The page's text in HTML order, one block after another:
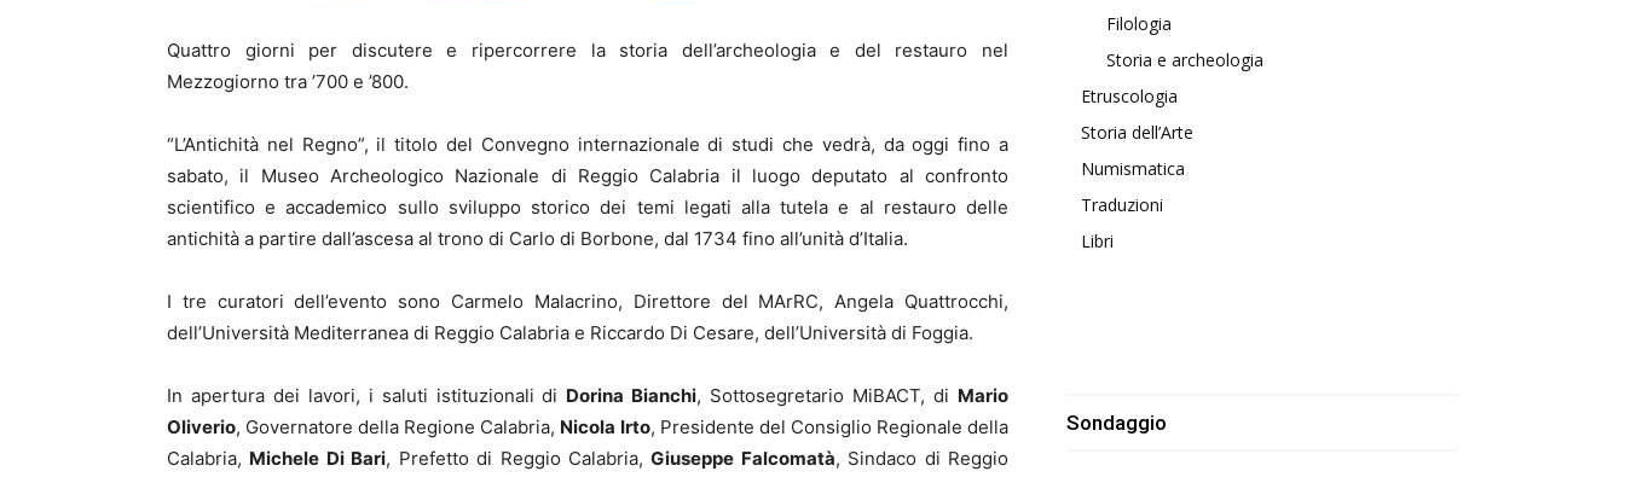
Quattro giorni per discutere e ripercorrere la storia dell’archeologia e del restauro nel
Mezzogiorno tra ’700 e ’800.
“L’Antichità nel Regno”, il titolo del Convegno internazionale di studi che vedrà, da oggi fino a
sabato, il Museo Archeologico Nazionale di Reggio Calabria il luogo deputato al confronto
scientifico e accademico sullo sviluppo storico dei temi legati alla tutela e al restauro delle
antichità a partire dall’ascesa al trono di Carlo di Borbone, dal 1734 fino all’unità d’Italia.
I tre curatori dell’evento sono Carmelo Malacrino, Direttore del MArRC, Angela Quattrocchi,
dell’Università Mediterranea di Reggio Calabria e Riccardo Di Cesare, dell’Università di Foggia.
In apertura dei lavori, i saluti istituzionali di Dorina Bianchi, Sottosegretario MiBACT, di Mario
Oliverio, Governatore della Regione Calabria, Nicola Irto, Presidente del Consiglio Regionale della
Calabria, Michele Di Bari, Prefetto di Reggio Calabria,Giuseppe Falcomatà, Sindaco di Reggio
Filologia
Storia e archeologia
Etruscologia
Storia dell’Arte
Numismatica
Traduzioni
Libri
Sondaggio